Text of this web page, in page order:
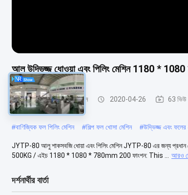
আলু উদ্ভিজ্জ ধোওয়া এবং পিলিং মেশিন 1180 * 1080
ফল এবং সবজি Peeler মেশিন 2020-04-26 63 ভিউ
#বাণিজ্যিক ফল পিলিং মেশিন #শিল্প ফল খোসা মেশিন #উদ্ভিজ্জ এবং ফলের
JYTP-80 আলু শাকসবজি ধোয়া এবং পিলিং মেশিন JYTP-80 এর জন্য
500KG / এইচ 1180 * 1080 * 780mm 200 ফাংশন: This ...
আরও
দর্শনার্থীর বার্তা